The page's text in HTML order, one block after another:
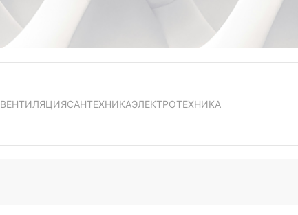
ВЕНТИЛЯЦИЯСАНТЕХНИКАЭЛЕКТРОТЕХНИКА